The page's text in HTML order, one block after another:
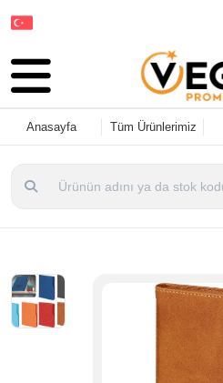
Anasayfa Tüm Ürünlerimiz